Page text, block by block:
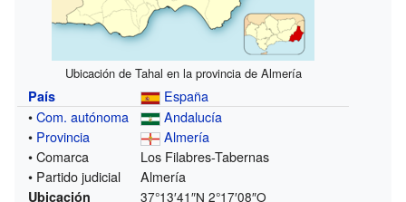
Ubicación de Tahal en la provincia de Almería
País
España
•Com. autónoma
Andalucía
• Provincia
Almería
• Comarca
Los Filabres-Tabernas
• Partido judicial
Almería
Ubicación 37°13′41″N 2°17′08″O